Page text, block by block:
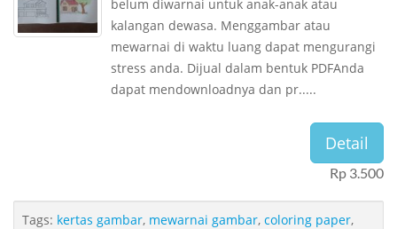
belum diwarnai untuk anak-anak atau
kalangan dewasa. Menggambar atau
mewarnai di waktu luang dapat mengurangi
stress anda. Dijual dalam bentuk PDFAnda
dapat mendownloadnya dan pr.....
Detail
Rp 3.500
Tags: kertas gambar, mewarnai gambar, coloring paper,